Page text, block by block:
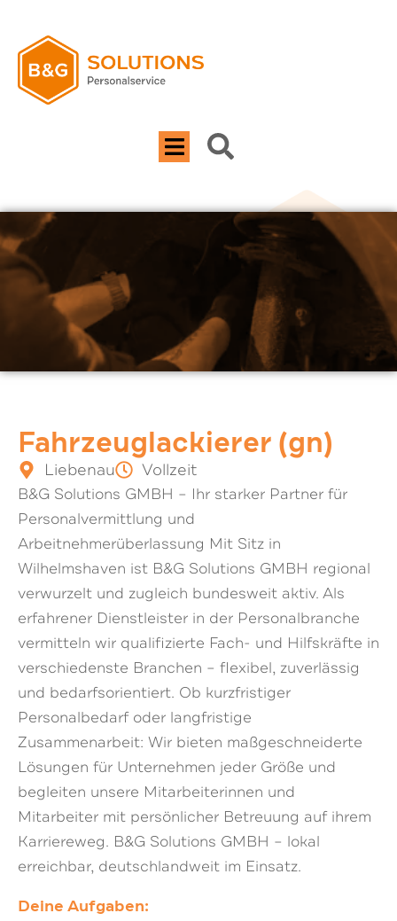
Fahrzeuglackierer (gn)
Liebenau Vollzeit
B&G Solutions GMBH – Ihr starker Partner für
Personalvermittlung und
Arbeitnehmerüberlassung Mit Sitz in
Wilhelmshaven ist B&G Solutions GMBH regional
verwurzelt und zugleich bundesweit aktiv. Als
erfahrener Dienstleister in der Personalbranche
vermitteln wir qualifizierte Fach- und Hilfskräfte in
verschiedenste Branchen – flexibel, zuverlässig
und bedarfsorientiert. Ob kurzfristiger
Personalbedarf oder langfristige
Zusammenarbeit: Wir bieten maßgeschneiderte
Lösungen für Unternehmen jeder Größe und
begleiten unsere Mitarbeiterinnen und
Mitarbeiter mit persönlicher Betreuung auf ihrem
Karriereweg. B&G Solutions GMBH – lokal
erreichbar, deutschlandweit im Einsatz.
Deine Aufgaben: